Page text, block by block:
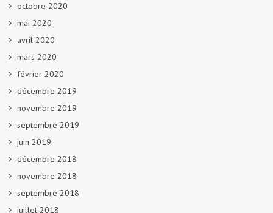
octobre 2020
mai 2020
avril 2020
mars 2020
février 2020
décembre 2019
novembre 2019
septembre 2019
juin 2019
décembre 2018
novembre 2018
septembre 2018
juillet 2018